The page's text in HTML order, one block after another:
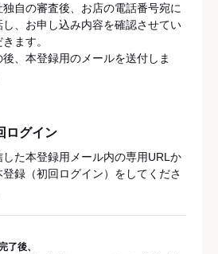
独自の審査後、お店の電話番号宛に
し、お申し込み内容を確認させてい
ます。
後、本登録用のメールを送付しま
ログイン
した本登録用メール内の専用URLか
登録（初回ログイン）をしてくださ
了後、